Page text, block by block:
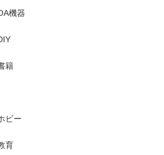
機器
籍
ビー
育